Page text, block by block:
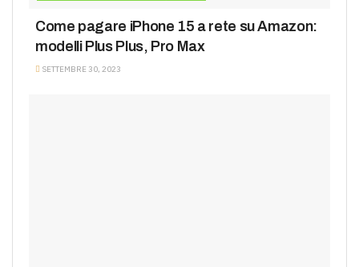
Come pagare iPhone 15 a rete su Amazon:
modelli Plus Plus, Pro Max
SETTEMBRE 30, 2023